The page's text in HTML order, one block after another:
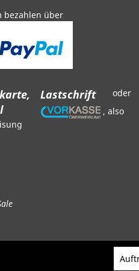
bezahlen über
Lastschrift
oder
, also